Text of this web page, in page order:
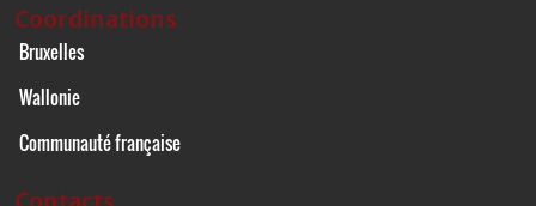
Coordinations
Bruxelles
Wallonie
Communauté française